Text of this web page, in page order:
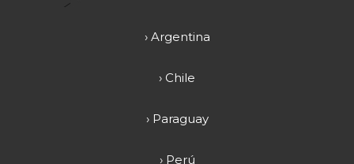
› Argentina
› Chile
› Paraguay
› Perú